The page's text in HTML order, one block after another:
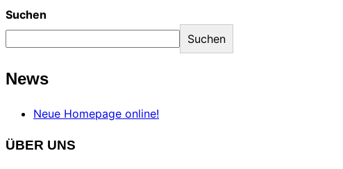
Suchen
Suchen
News
Neue Homepage online!
ÜBER UNS